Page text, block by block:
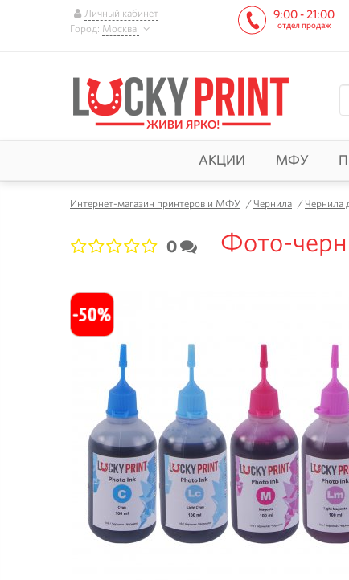
Личный кабинет
Город: Москва
9:00 - 21:00
отдел продаж
АКЦИИ МФУ
Интернет-магазин принтеров и МФУ /Чернила /Чернила
0 Фото-